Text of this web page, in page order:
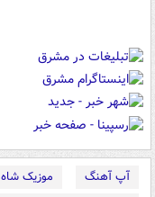
آپ آهنگ موزیک شاه